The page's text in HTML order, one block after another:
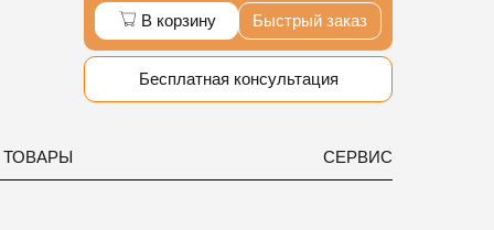
В корзину Быстрый заказ
Бесплатная консультация
СЕРВИС